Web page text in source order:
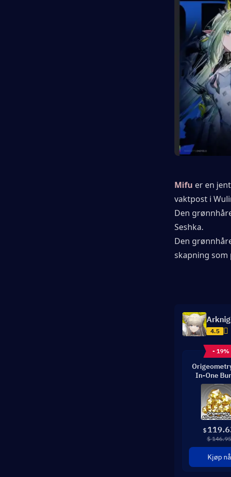
Mifu er en
vaktpost i
Den
Seshka.
Den
skapning
4.5
- 19%
In-One
$
$ 146.95
Kjøp nå